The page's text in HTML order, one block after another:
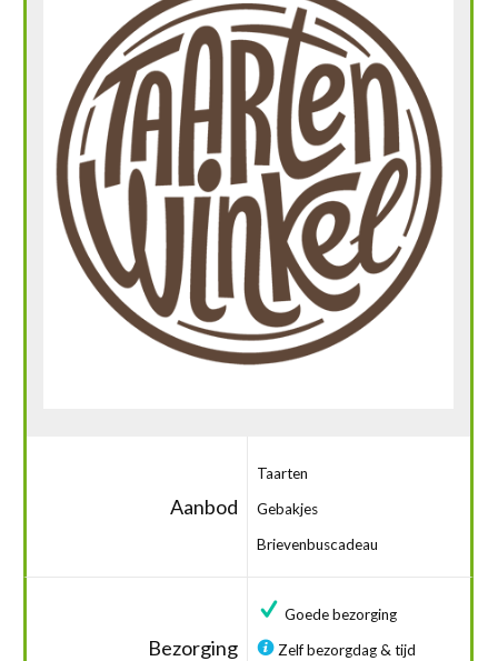
Aanbod
Taarten
Gebakjes
Brievenbuscadeau
Bezorging
Goede bezorging
Zelf bezorgdag & tijd